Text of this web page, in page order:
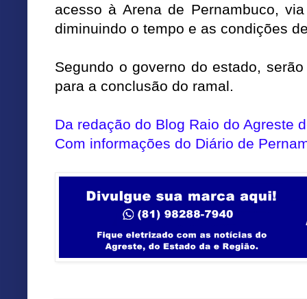
acesso à Arena de Pernambuco,
diminuindo o tempo e as condições
Segundo o governo do estado,
para a conclusão do ramal.
Da redação do Blog Raio do Agreste
Com informações do Diário de